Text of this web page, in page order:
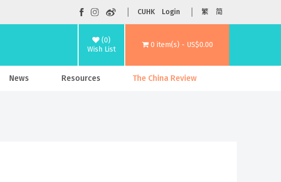
CUHK Login 繁 简
(0)
Wish List
0 item(s) - US$0.00
News Resources The China Review